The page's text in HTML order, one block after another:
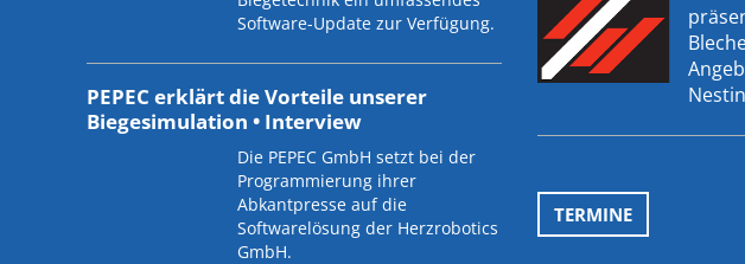
Software-Update zur Verfügung.
PEPEC erklärt die Vorteile unserer
Biegesimulation • Interview
Die PEPEC GmbH setzt bei der
Programmierung ihrer
Abkantpresse auf die
Softwarelösung der Herzrobotics
GmbH.
TERMINE